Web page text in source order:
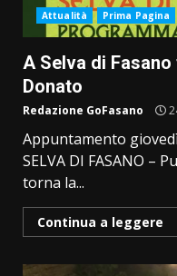
Attualità Prima Pagina
A Selva di
Donato
Redazione GoFasano
Appuntamento
SELVA DI FASANO –
torna la...
Continua a leggere